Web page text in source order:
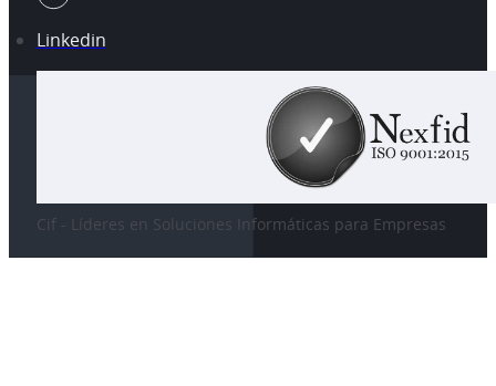
Linkedin
Cif - Líderes en Soluciones Informáticas para Empresas